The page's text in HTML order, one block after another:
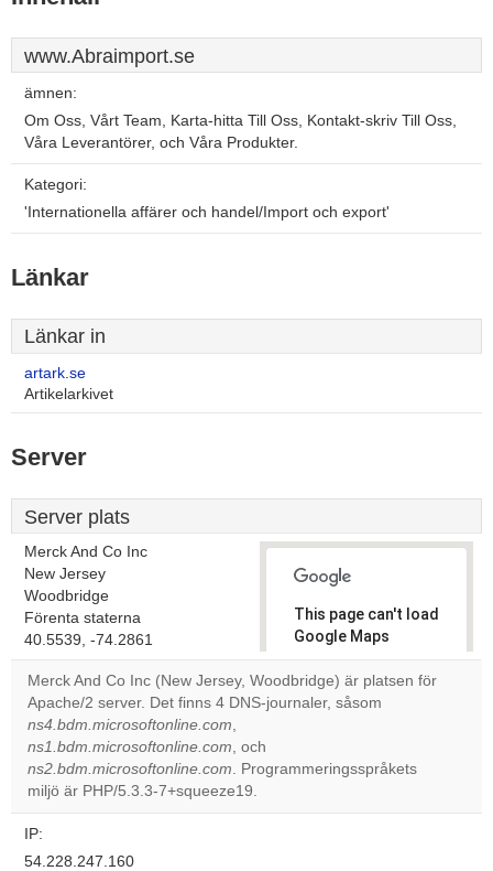
www.Abraimport.se
ämnen:
Om Oss, Vårt Team, Karta-hitta Till Oss, Kontakt-skriv Till Oss,
Våra Leverantörer, och Våra Produkter.
Kategori:
'Internationella affärer och handel/Import och export'
Länkar
Länkar in
artark.se
Artikelarkivet
Server
Server plats
Merck And Co Inc
New Jersey
Woodbridge
Förenta staterna
40.5539, -74.2861
This page can't load
Google Maps
correctly.
Do you
Merck And Co Inc (New Jersey, Woodbridge) är platsen för
Apache/2 server. Det finns 4 DNS-journaler, såsom
ns4.bdm.microsoftonline.com,
ns1.bdm.microsoftonline.com, och
ns2.bdm.microsoftonline.com. Programmeringsspråkets
miljö är PHP/5.3.3-7+squeeze19.
IP:
54.228.247.160